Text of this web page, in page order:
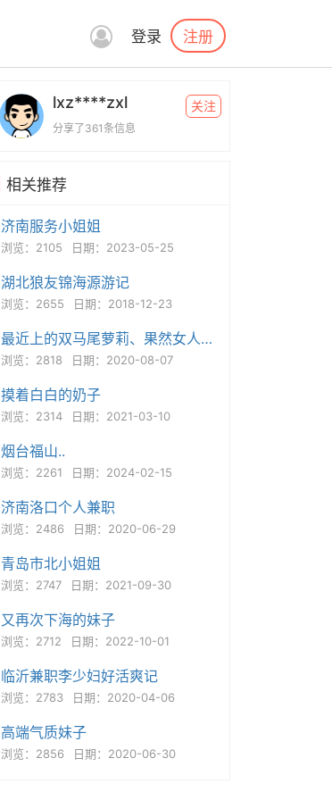
登录 注册
lxz****zxl
分享了361条信息
关注
相关推荐
济南服务小姐姐
浏览：2105 日期：2023-05-25
湖北狼友锦海源游记
浏览：2655 日期：2018-12-23
最近上的双马尾萝莉、果然女人嫩才是王道
浏览：2818 日期：2020-08-07
摸着白白的奶子
浏览：2314 日期：2021-03-10
烟台福山..
浏览：2261 日期：2024-02-15
济南洛口个人兼职
浏览：2486 日期：2020-06-29
青岛市北小姐姐
浏览：2747 日期：2021-09-30
又再次下海的妹子
浏览：2712 日期：2022-10-01
临沂兼职李少妇好活爽记
浏览：2783 日期：2020-04-06
高端气质妹子
浏览：2856 日期：2020-06-30